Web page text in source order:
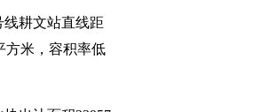
线耕文站直线距
方米，容积率低